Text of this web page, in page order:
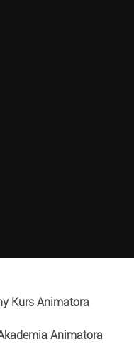
Kurs Animatora
Animatora